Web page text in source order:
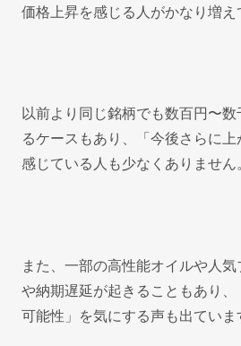
価格上昇を感じる人がかなり増え
以前より同じ銘柄でも数百円〜
るケースもあり、「今後さらに
感じている人も少なくありません
また、一部の高性能オイルや人
や納期遅延が起きることもあり
可能性」を気にする声も出ていま